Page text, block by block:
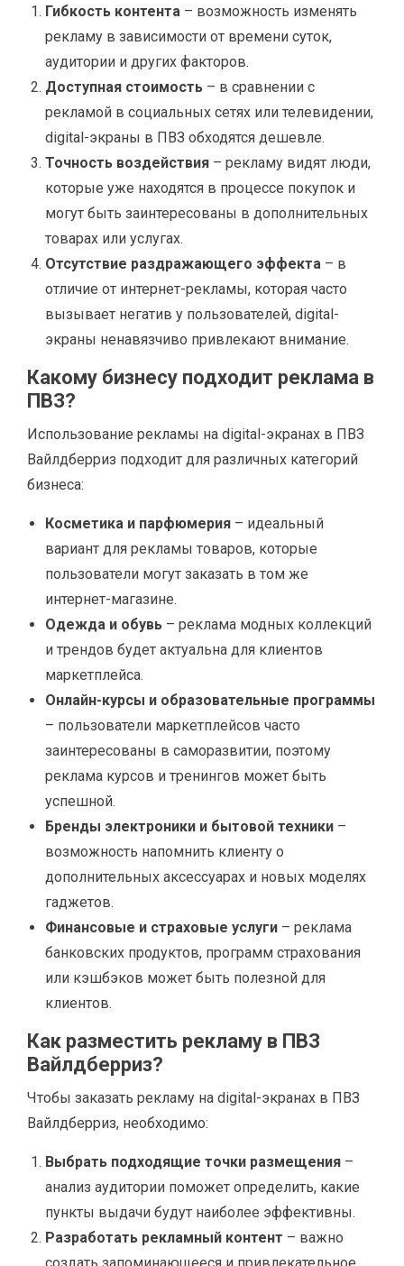
Гибкость контента – возможность изменять
рекламу в зависимости от времени суток,
аудитории и других факторов.
Доступная стоимость – в сравнении с
рекламой в социальных сетях или телевидении,
digital-экраны в ПВЗ обходятся дешевле.
Точность воздействия – рекламу видят люди,
которые уже находятся в процессе покупок и
могут быть заинтересованы в дополнительных
товарах или услугах.
Отсутствие раздражающего эффекта – в
отличие от интернет-рекламы, которая часто
вызывает негатив у пользователей, digital-
экраны ненавязчиво привлекают внимание.
Какому бизнесу подходит реклама в
ПВЗ?
Использование рекламы на digital-экранах в ПВЗ
Вайлдберриз подходит для различных категорий
бизнеса:
Косметика и парфюмерия – идеальный
вариант для рекламы товаров, которые
пользователи могут заказать в том же
интернет-магазине.
Одежда и обувь – реклама модных коллекций
и трендов будет актуальна для клиентов
маркетплейса.
Онлайн-курсы и образовательные программы
– пользователи маркетплейсов часто
заинтересованы в саморазвитии, поэтому
реклама курсов и тренингов может быть
успешной.
Бренды электроники и бытовой техники –
возможность напомнить клиенту о
дополнительных аксессуарах и новых моделях
гаджетов.
Финансовые и страховые услуги – реклама
банковских продуктов, программ страхования
или кэшбэков может быть полезной для
клиентов.
Как разместить рекламу в ПВЗ
Вайлдберриз?
Чтобы заказать рекламу на digital-экранах в ПВЗ
Вайлдберриз, необходимо:
Выбрать подходящие точки размещения –
анализ аудитории поможет определить, какие
пункты выдачи будут наиболее эффективны.
Разработать рекламный контент – важно